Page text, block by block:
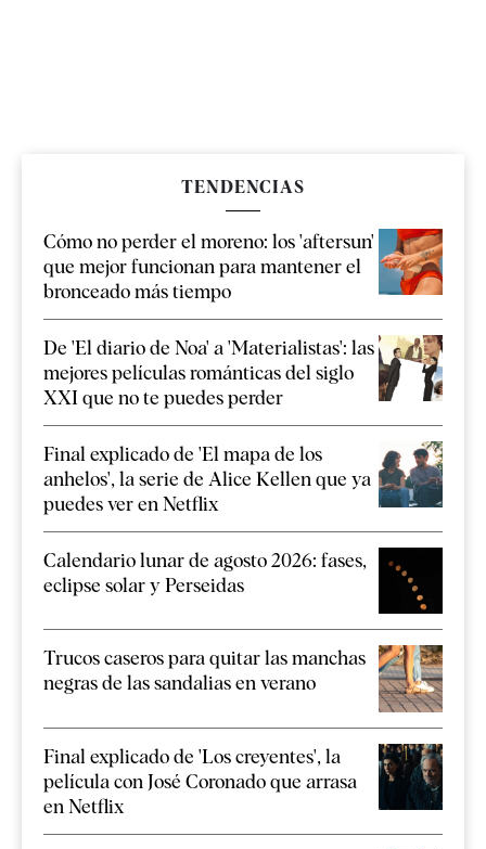
TENDENCIAS
Cómo no perder el moreno: los 'aftersun'
que mejor funcionan para mantener el
bronceado más tiempo
De 'El diario de Noa' a 'Materialistas': las
mejores películas románticas del siglo
XXI que no te puedes perder
Final explicado de 'El mapa de los
anhelos', la serie de Alice Kellen que ya
puedes ver en Netflix
Calendario lunar de agosto 2026: fases,
eclipse solar y Perseidas
Trucos caseros para quitar las manchas
negras de las sandalias en verano
Final explicado de 'Los creyentes', la
película con José Coronado que arrasa
en Netflix